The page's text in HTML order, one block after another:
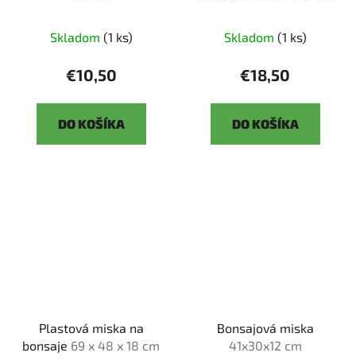
Skladom (1 ks)
€10,50
DO KOŠÍKA
Skladom (1 ks)
€18,50
DO KOŠÍKA
Plastová miska na
bonsaje 69 x 48 x 18 cm
Bonsajová miska
41x30x12 cm